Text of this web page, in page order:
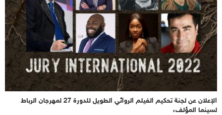
الإعلان عن لجنة تحكيم الفيلم الروائي الطويل للدورة 27 لمهرجان الرباط
لسينما المؤلف،